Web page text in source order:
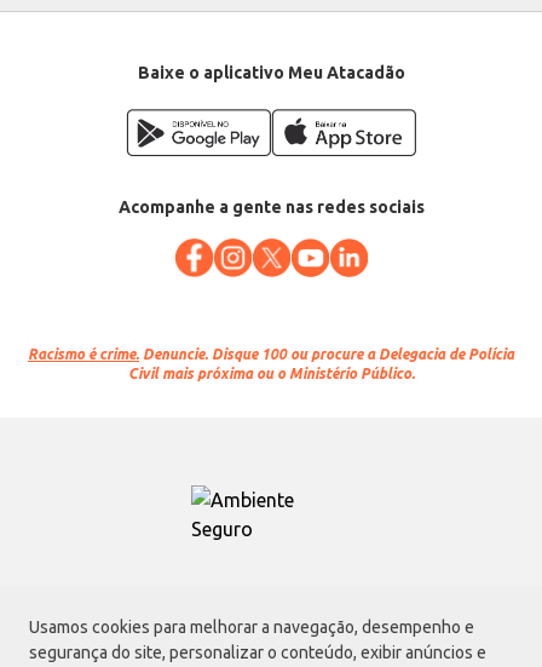
Usamos cookies para melhorar a navegação, desempenho e
segurança do site, personalizar o conteúdo, exibir anúncios e
Baixe o aplicativo Meu Atacadão
Acompanhe a gente nas redes sociais
Racismo é crime. Denuncie. Disque 100 ou procure a Delegacia de Polícia
Civil mais próxima ou o Ministério Público.
Atacadão S.A.
Avenida Morvan Dias de Figueiredo, 6169, Vila Maria, São Paulo - SP | CEP
02170-901 | CNPJ: 75.315.333/0001-09